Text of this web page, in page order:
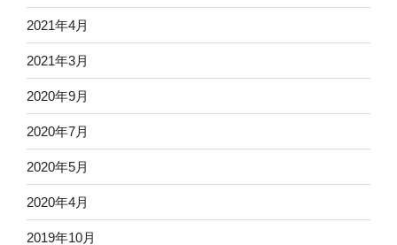
2021年4月
2021年3月
2020年9月
2020年7月
2020年5月
2020年4月
2019年10月